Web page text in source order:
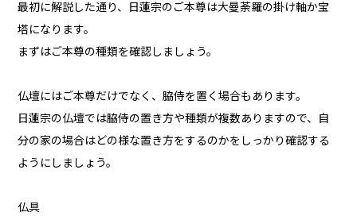
最初に解説した通り、日蓮宗のご本尊は大曼荼羅の掛け軸か宝
塔になります。
まずはご本尊の種類を確認しましょう。
仏壇にはご本尊だけでなく、脇侍を置く場合もあります。
日蓮宗の仏壇では脇侍の置き方や種類が複数ありますので、自
分の家の場合はどの様な置き方をするのかをしっかり確認する
ようにしましょう。
仏具